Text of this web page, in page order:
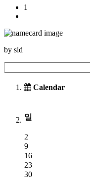
1
by sid
Calendar
일
2
9
16
23
30